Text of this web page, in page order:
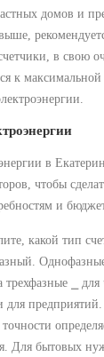
домов и
в свою
к
в
чтобы
и
какой тип
трехфазные ⎯
предприятий.
точности
Для бытовых